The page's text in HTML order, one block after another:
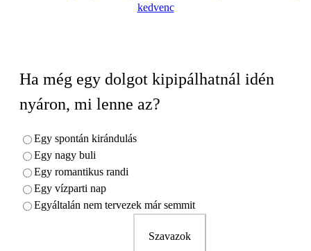
kedvenc
Ha még egy dolgot kipipálhatnál idén
nyáron, mi lenne az?
Egy spontán kirándulás
Egy nagy buli
Egy romantikus randi
Egy vízparti nap
Egyáltalán nem tervezek már semmit
Szavazok